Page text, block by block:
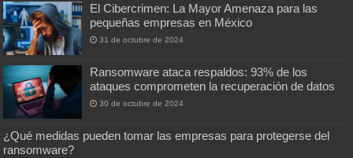
El Cibercrimen: La Mayor Amenaza para las
pequeñas empresas en México
31 de octubre de 2024
Ransomware ataca respaldos: 93% de los
ataques comprometen la recuperación de datos
30 de octubre de 2024
¿Qué medidas pueden tomar las empresas para protegerse del
ransomware?